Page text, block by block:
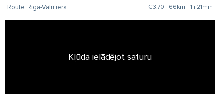
Rīga-Valmiera
€3.70 66km 1h 21min
Kļūda ielādējot saturu